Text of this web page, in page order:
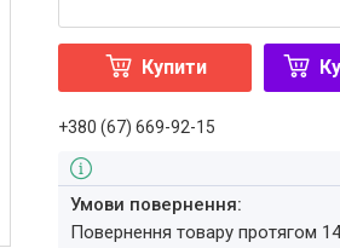
Купити
+380 (67) 669-92-15
повернення товару протягом